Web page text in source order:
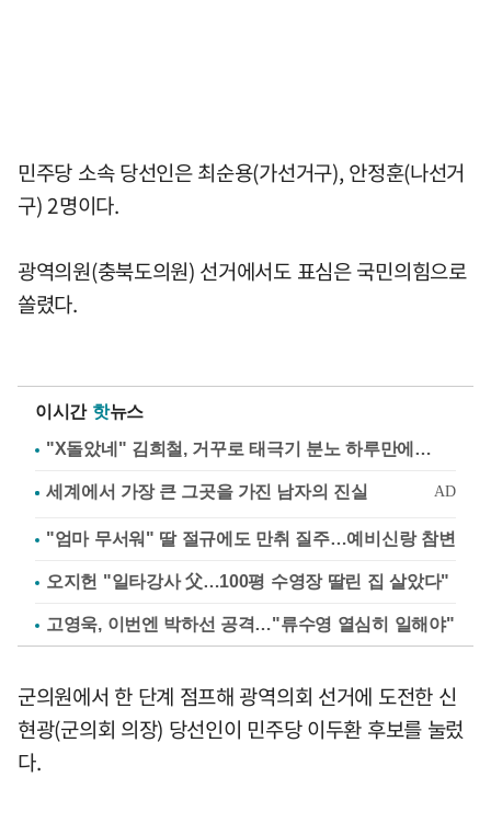
민주당 소속 당선인은 최순용(가선거구), 안정훈(나선거
구) 2명이다.
광역의원(충북도의원) 선거에서도 표심은 국민의힘으로
쏠렸다.
이시간 핫뉴스
"X돌았네" 김희철, 거꾸로 태극기 분노 하루만에…
"엄마 무서워" 딸 절규에도 만취 질주…예비신랑 참변
오지헌 "일타강사 父…100평 수영장 딸린 집 살았다"
고영욱, 이번엔 박하선 공격…"류수영 열심히 일해야"
군의원에서 한 단계 점프해 광역의회 선거에 도전한 신
현광(군의회 의장) 당선인이 민주당 이두환 후보를 눌렀
다.